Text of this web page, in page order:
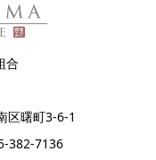
合
区曙町3-6-1
382-7136